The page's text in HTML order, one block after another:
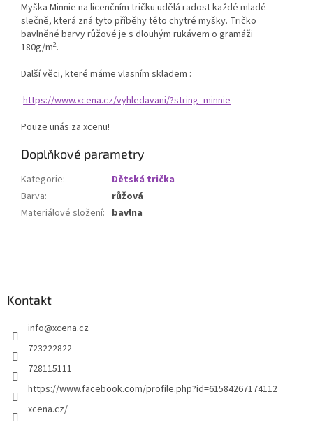
Myška Minnie na licenčním tričku udělá radost každé mladé
slečně, která zná tyto příběhy této chytré myšky. Tričko
bavlněné barvy růžové je s dlouhým rukávem o gramáži
180g/m2.
Další věci, které máme vlasním skladem :
https://www.xcena.cz/vyhledavani/?string=minnie
Pouze unás za xcenu!
Doplňkové parametry
Kategorie:
Dětská trička
Barva:
růžová
Materiálové složení: bavlna
Kontakt
info@xcena.cz
723222822
728115111
https://www.facebook.com/profile.php?id=61584267174112
xcena.cz/